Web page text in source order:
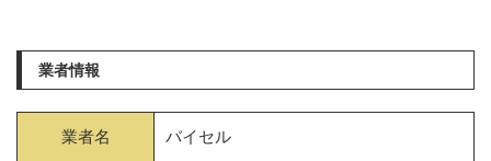
業者情報
業者名 バイセル